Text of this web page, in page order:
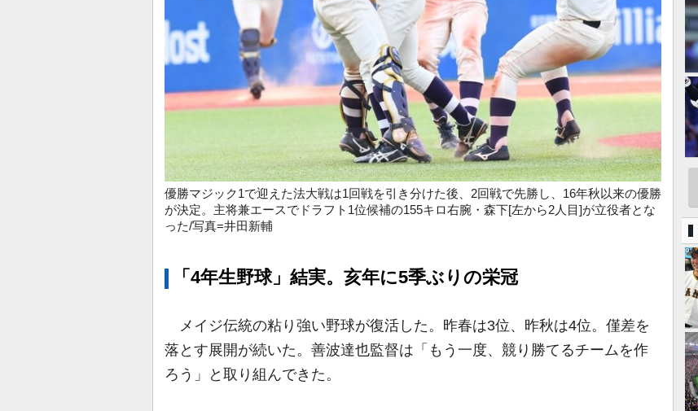
優勝マジック1で迎えた法大戦は1回戦を引き分けた後、2回戦で先勝し、16年秋以来の優勝
が決定。主将兼エースでドラフト1位候補の155キロ右腕・森下[左から2人目]が立役者とな
った/写真=井田新輔
「4年生野球」結実。亥年に5季ぶりの栄冠
メイジ伝統の粘り強い野球が復活した。昨春は3位、昨秋は4位。僅差を
落とす展開が続いた。善波達也監督は「もう一度、競り勝てるチームを作
ろう」と取り組んできた。